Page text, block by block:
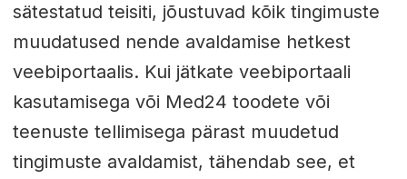
sätestatud teisiti, jõustuvad kõik tingimuste
muudatused nende avaldamise hetkest
veebiportaalis. Kui jätkate veebiportaali
kasutamisega või Med24 toodete või
teenuste tellimisega pärast muudetud
tingimuste avaldamist, tähendab see, et